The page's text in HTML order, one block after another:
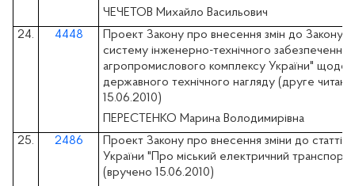
ЧЕЧЕТОВ Михайло Васильович
24.
4448
Проект Закону про внесення змін до Закону
систему інженерно-технічного забезпечення
агропромислового комплексу України" щодо
державного технічного нагляду (друге
15.06.2010)
ПЕРЕСТЕНКО Марина Володимирівна
25.
2486
Проект Закону про внесення зміни до статті
України "Про міський електричний
(вручено 15.06.2010)